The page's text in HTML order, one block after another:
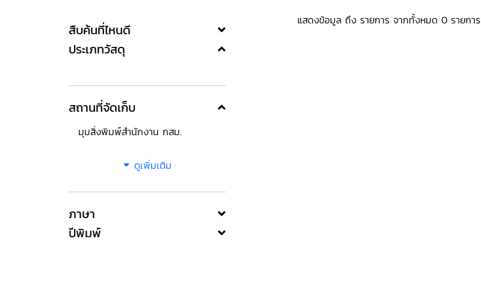
สืบค้นที่ไหนดี
ประเภทวัสดุ
สถานที่จัดเก็บ
มุมสิ่งพิมพ์สำนักงาน กสม.
ดูเพิ่มเติม
ภาษา
ปีพิมพ์
แสดงข้อมูล ถึง รายการ จากทั้งหมด 0 รายการ